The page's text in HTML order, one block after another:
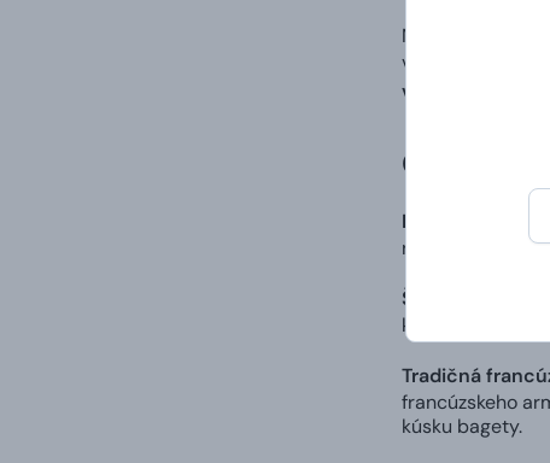
Naša
viete predstaviť.
vylepšiť?
Čo ťa čaká
Paštéta z
remeselným
Šťavnaté
korením a
Tradičná
francúzskeho
kúsku bagety.